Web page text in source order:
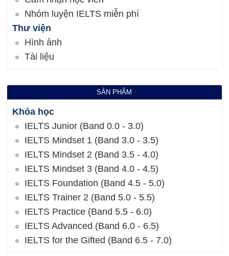
Nhóm luyện IELTS miễn phí
Thư viện
Hình ảnh
Tài liệu
SẢN PHẨM
Khóa học
IELTS Junior (Band 0.0 - 3.0)
IELTS Mindset 1 (Band 3.0 - 3.5)
IELTS Mindset 2 (Band 3.5 - 4.0)
IELTS Mindset 3 (Band 4.0 - 4.5)
IELTS Foundation (Band 4.5 - 5.0)
IELTS Trainer 2 (Band 5.0 - 5.5)
IELTS Practice (Band 5.5 - 6.0)
IELTS Advanced (Band 6.0 - 6.5)
IELTS for the Gifted (Band 6.5 - 7.0)